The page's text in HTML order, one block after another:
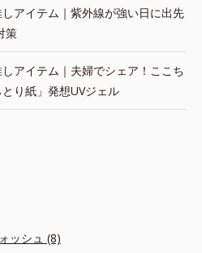
アイテム｜紫外線が強い日に出先
策
アイテム｜夫婦でシェア！ここち
り紙」発想UVジェル
ッシュ (8)